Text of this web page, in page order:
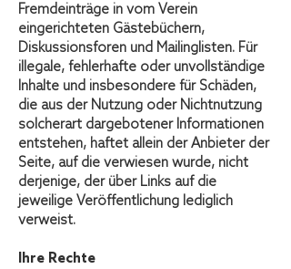
Fremdeinträge in vom Verein
eingerichteten Gästebüchern,
Diskussionsforen und Mailinglisten. Für
illegale, fehlerhafte oder unvollständige
Inhalte und insbesondere für Schäden,
die aus der Nutzung oder Nichtnutzung
solcherart dargebotener Informationen
entstehen, haftet allein der Anbieter der
Seite, auf die verwiesen wurde, nicht
derjenige, der über Links auf die
jeweilige Veröffentlichung lediglich
verweist.
Ihre Rechte